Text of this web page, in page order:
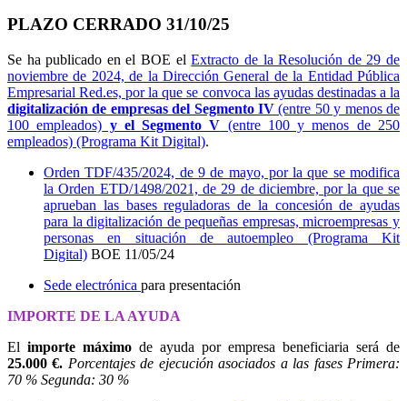
PLAZO CERRADO 31/10/25
Se ha publicado en el BOE elExtracto de la Resolución de 29 de
noviembre de 2024, de la Dirección General de la Entidad Pública
Empresarial Red.es, por la que se convoca las ayudas destinadas a la
digitalización de empresas del Segmento IV (entre 50 y menos de
100 empleados) y el Segmento V (entre 100 y menos de 250
empleados) (Programa Kit Digital).
Orden TDF/435/2024, de 9 de mayo, por la que se modifica
la Orden ETD/1498/2021, de 29 de diciembre, por la que se
aprueban las bases reguladoras de la concesión de ayudas
para la digitalización de pequeñas empresas, microempresas y
personas en situación de autoempleo (Programa Kit
Digital) BOE 11/05/24
Sede electrónica para presentación
IMPORTE DE LA AYUDA
El importe máximo de ayuda por empresa beneficiaria será de
25.000 €. Porcentajes de ejecución asociados a las fases Primera:
70 % Segunda: 30 %